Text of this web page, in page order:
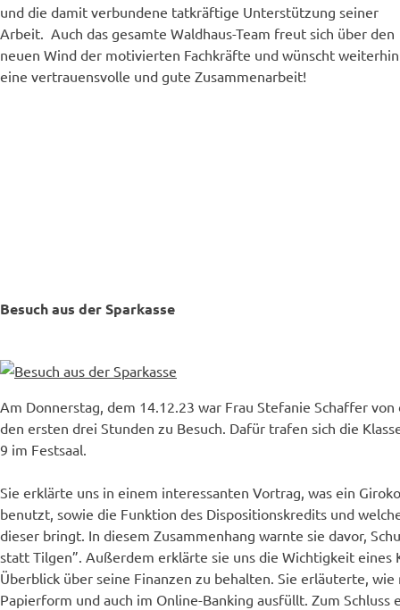
und die damit verbundene tatkräftige Unterstützung seiner
Arbeit. Auch das gesamte Waldhaus-Team freut sich über den
neuen Wind der motivierten Fachkräfte und wünscht weiterhin
eine vertrauensvolle und gute Zusammenarbeit!
Besuch aus der Sparkasse
Am Donnerstag, dem 14.12.23 war Frau Stefanie Schaffer
den ersten drei Stunden zu Besuch. Dafür trafen sich die
9 im Festsaal.
Sie erklärte uns in einem interessanten Vortrag, was ein
benutzt, sowie die Funktion des Dispositionskredits und
dieser bringt. In diesem Zusammenhang warnte sie davor,
statt Tilgen”. Außerdem erklärte sie uns die Wichtigkeit eines
Überblick über seine Finanzen zu behalten. Sie erläuterte,
Papierform und auch im Online-Banking ausfüllt. Zum Schluss